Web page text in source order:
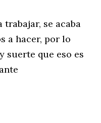
trabajar, se acaba
a hacer, por lo
suerte que eso es